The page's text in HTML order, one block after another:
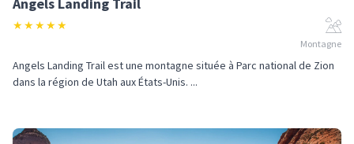
★★★★★
Montagne
Angels Landing Trail est une montagne située à Parc national de Zion
dans la région de Utah aux États-Unis. ...